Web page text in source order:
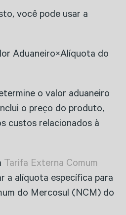
você pode usar a
Aduaneiro×Alíquota do
o valor aduaneiro
o preço do produto,
custos relacionados à
Tarifa Externa Comum
a alíquota específica para
do Mercosul (NCM) do